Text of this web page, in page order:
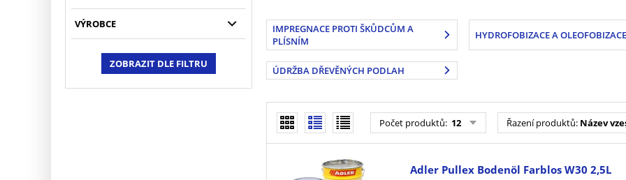
VÝROBCE
ZOBRAZIT DLE FILTRU
IMPREGNACE PROTI ŠKŮDCŮM A
PLÍSNÍM
HYDROFOBIZACE A OLEOFOBIZACE
ÚDRŽBA DŘEVĚNÝCH PODLAH
Počet produktů: 12 Řazení produktů: Název
Adler Pullex Bodenöl Farblos W30 2,5L